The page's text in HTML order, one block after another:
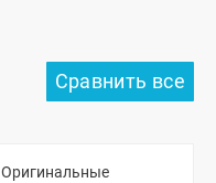
Оригинальные